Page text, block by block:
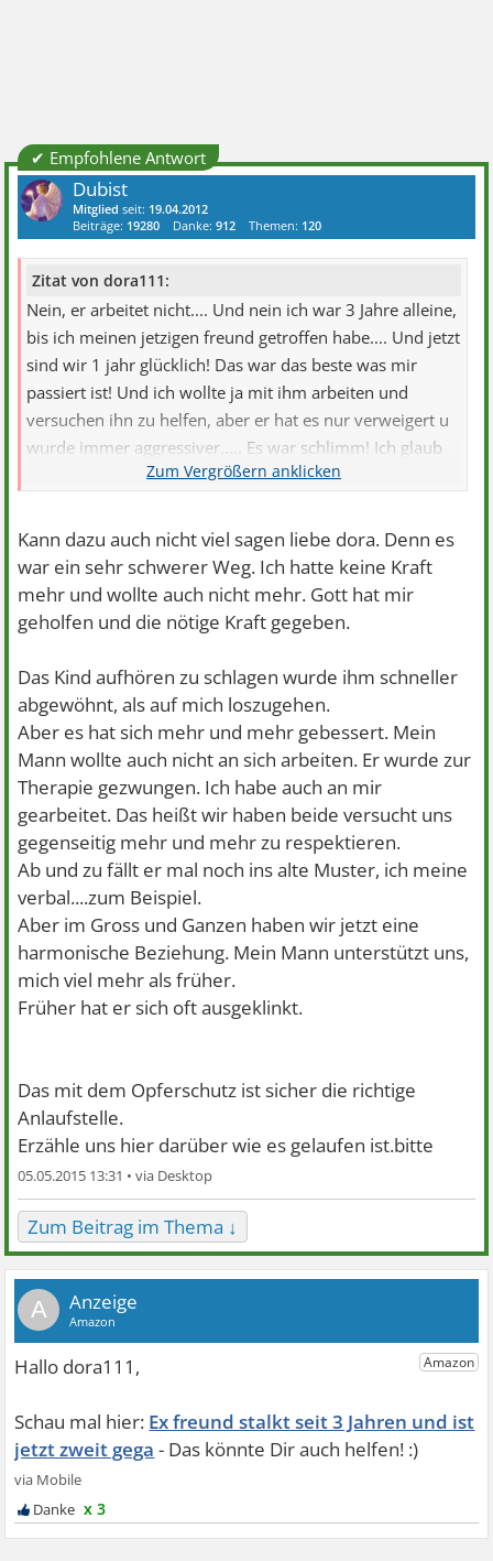
✔ Empfohlene Antwort
Dubist
Mitglied seit: 19.04.2012
Beiträge: 19280 Danke:912 Themen: 120
Zitat von dora111:
Nein, er arbeitet nicht.... Und nein ich war 3 Jahre alleine,
bis ich meinen jetzigen freund getroffen habe.... Und jetzt
sind wir 1 jahr glücklich! Das war das beste was mir
passiert ist! Und ich wollte ja mit ihm arbeiten und
versuchen ihn zu helfen, aber er hat es nur verweigert u
wurde immer aggressiver..... Es war schlimm! Ich glaub
nicht das die Mutter ihn angezeigt hat.
Super!
Kann dazu auch nicht viel sagen liebe dora. Denn es
war ein sehr schwerer Weg. Ich hatte keine Kraft
mehr und wollte auch nicht mehr. Gott hat mir
geholfen und die nötige Kraft gegeben.
Das Kind aufhören zu schlagen wurde ihm schneller
abgewöhnt, als auf mich loszugehen.
Aber es hat sich mehr und mehr gebessert. Mein
Mann wollte auch nicht an sich arbeiten. Er wurde zur
Therapie gezwungen. Ich habe auch an mir
gearbeitet. Das heißt wir haben beide versucht uns
gegenseitig mehr und mehr zu respektieren.
Ab und zu fällt er mal noch ins alte Muster, ich meine
verbal....zum Beispiel.
Aber im Gross und Ganzen haben wir jetzt eine
harmonische Beziehung. Mein Mann unterstützt uns,
mich viel mehr als früher.
Früher hat er sich oft ausgeklinkt.
Das mit dem Opferschutz ist sicher die richtige
Anlaufstelle.
Erzähle uns hier darüber wie es gelaufen ist.bitte
05.05.2015 13:31 •
Zum Beitrag im Thema ↓
A
Ex freund stalkt seit 3 Jahren und ist
jetzt zweit gega
x 3